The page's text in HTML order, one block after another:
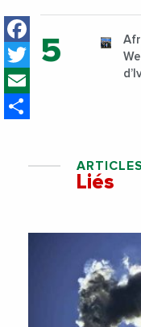
Facebook
Twitter
ARTICLES
Liés